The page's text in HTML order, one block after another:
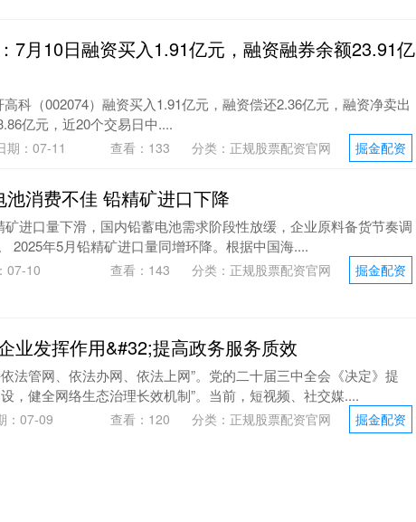
7月10日融资买入1.91亿元，融资融券余额23.91亿
科（002074）融资买入1.91亿元，融资偿还2.36亿元，融资净卖出
亿元，近20个交易日中....
掘金配资
期：07-11 查看： 133 分类： 正规股票配资官网
消费不佳 铅精矿进口下降
矿进口量下滑，国内铅蓄电池需求阶段性放缓，企业原料备货节奏调
2025年5月铅精矿进口量同增环降。根据中国海....
掘金配资
07-10 查看： 143 分类： 正规股票配资官网
业发挥作用&#32;提高政务服务质效
法管网、依法办网、依法上网”。党的二十届三中全会《决定》提
，健全网络生态治理长效机制”。当前，短视频、社交媒....
掘金配资
：07-09 查看： 120 分类： 正规股票配资官网